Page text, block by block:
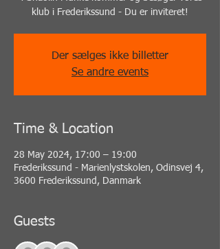
klub i Frederikssund - Du er inviteret!
Der sælges ikke billetter
Se andre events
Time & Location
28 May 2024, 17:00 – 19:00
Frederikssund - Marienlystskolen, Odinsvej 4,
3600 Frederikssund, Danmark
Guests